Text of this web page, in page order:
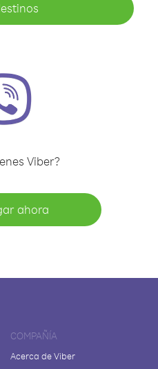
Viber?
ahora
COMPAÑÍA
Acerca de Viber